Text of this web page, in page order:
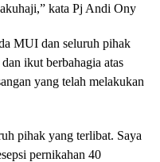
kata Pj Andi Ony
MUI dan seluruh pihak
ikut berbahagia atas
yang telah melakukan
pihak yang terlibat. Saya
pernikahan 40